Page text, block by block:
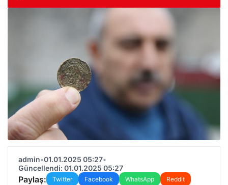
admin•01.01.2025 05:27•
Güncellendi: 01.01.2025 05:27
Paylaş: Twitter Facebook WhatsApp
Reddit